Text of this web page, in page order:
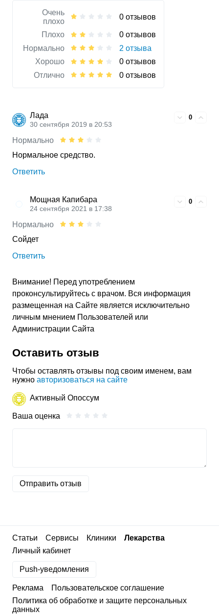
Очень
плохо
0 отзывов
Плохо
0 отзывов
Нормально
2 отзыва
Хорошо
0 отзывов
Отлично
0 отзывов
Лада
30 сентября 2019 в 20:53
0
Нормально
Нормальное средство.
Ответить
Мощная Капибара
24 сентября 2021 в 17:38
0
Нормально
Сойдет
Ответить
Внимание! Перед употреблением
проконсультируйтесь с врачом. Вся информация
размещенная на Сайте является исключительно
личным мнением Пользователей или
Администрации Сайта
Оставить отзыв
Чтобы оставлять отзывы под своим именем, вам
нужно авторизоваться на сайте
Активный Опоссум
Ваша оценка
Отправить отзыв
Статьи Сервисы Клиники
Лекарства
Личный кабинет
Push-уведомления
Реклама
Пользовательское соглашение
Политика об обработке и защите персональных
данных